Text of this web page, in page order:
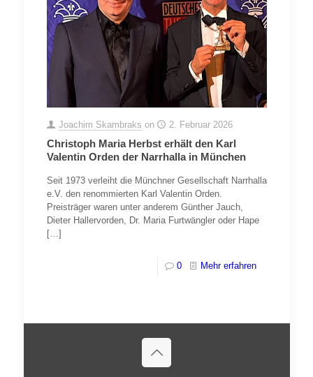
Joachim Skambraks on 2. Februar 2026
Christoph Maria Herbst erhält den Karl
Valentin Orden der Narrhalla in München
Seit 1973 verleiht die Münchner Gesellschaft Narrhalla
e.V. den renommierten Karl Valentin Orden.
Preisträger waren unter anderem Günther Jauch,
Dieter Hallervorden, Dr. Maria Furtwängler oder Hape
[…]
0 Mehr erfahren